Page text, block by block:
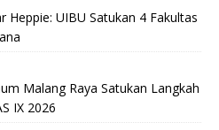
Heppie: UIBU Satukan 4 Fakultas
Malang Raya Satukan Langkah
IX 2026